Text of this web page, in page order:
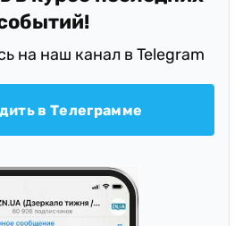
на наш канал в Telegram
в Телеграмме